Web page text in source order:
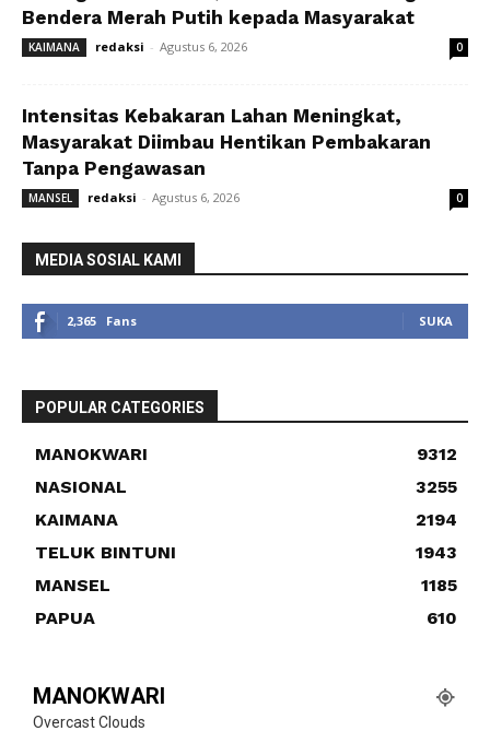
Bendera Merah Putih kepada Masyarakat
KAIMANA redaksi - Agustus 6, 2026 0
Intensitas Kebakaran Lahan Meningkat,
Masyarakat Diimbau Hentikan Pembakaran
Tanpa Pengawasan
MANSEL redaksi - Agustus 6, 2026 0
MEDIA SOSIAL KAMI
2,365 Fans SUKA
POPULAR CATEGORIES
MANOKWARI
9312
NASIONAL
3255
KAIMANA
2194
TELUK BINTUNI
1943
MANSEL
1185
PAPUA
610
MANOKWARI
Overcast Clouds